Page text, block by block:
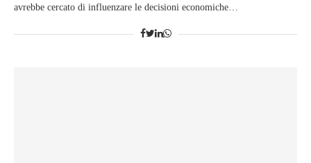
avrebbe cercato di influenzare le decisioni economiche…